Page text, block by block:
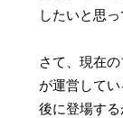
したいと思
さて、現在
が運営して
後に登場す